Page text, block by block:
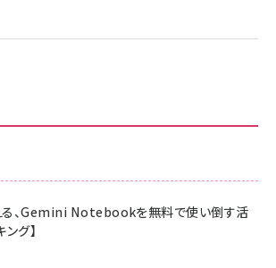
る、Gemini Notebookを無料で使い倒す活
グ】